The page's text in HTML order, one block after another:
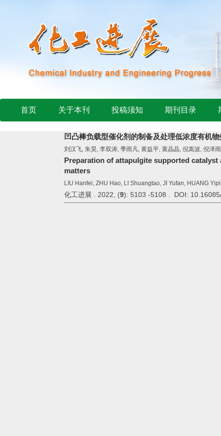
首页 关于本刊 投稿须知 期刊目录
凹凸棒负载型催化剂的制备及处理低浓度有机
刘汉飞, 朱昊, 李双涛, 季雨凡, 黄益平, 黄晶晶, 倪嵩波, 倪泽雨
Preparation of attapulgite supported
matters
LIU Hanfei, ZHU Hao, LI Shuangtao, JI Yufan, HUANG
化工进展 . 2022, (9): 5103 -5108 . DOI: